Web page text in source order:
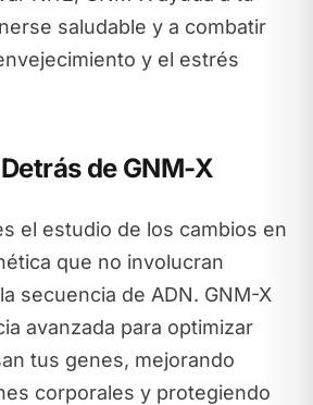
saludable y a combatir
y el estrés
de GNM-X
el estudio de los cambios en
que no involucran
secuencia de ADN. GNM-X
avanzada para optimizar
tus genes, mejorando
corporales y protegiendo